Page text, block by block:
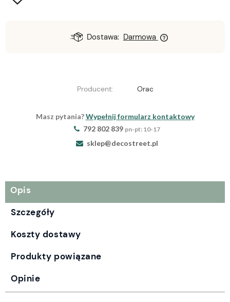
Dostawa: Darmowa
Producent: Orac
Masz pytania?Wypełnij formularz kontaktowy
792 802 839 pn-pt: 10-17
sklep@decostreet.pl
Opis
Szczegóły
Koszty dostawy
Produkty powiązane
Opinie